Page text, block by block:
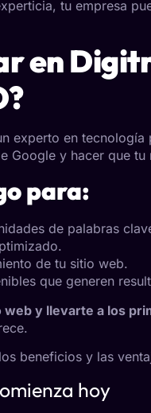
tu empresa
en
experto en
Google y hacer que
para:
de palabras
de tu sitio web.
que generen
web y llevarte a los
beneficios y las
hoy